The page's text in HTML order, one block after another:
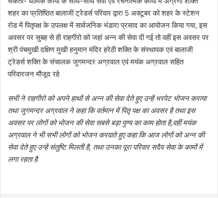
शहर का प्रतिष्ठित बालाजी ट्रेडर्स परिवार द्वारा 5 अक्टूबर को शहर के स्टेशन
रोड में पितृपक्ष के उपलक्ष में सार्वजनिक भंडारा प्रसाद का आयोजन किया गया, इस
अवसर पर सुबह से ही राहगीरो को जहां अन्न की सेवा दी गई तो वहीं इस अवसर पर
श्री पंचमुखी दक्षिण मुखी हनुमान मंदिर हरेठी शक्ति के संस्थापक एवं बालाजी
ट्रेडर्स शक्ति के संचालक जुगमन्दर अग्रवाल एवं मयंक अग्रवाल सहित
परिवारजन मौजूद रहे
सभी ने राहगीरो को अपने हाथों से अन्न की सेवा देते हुए उन्हें भरपेट भोजन कराया
तथा जुगमन्दर अग्रवाल ने कहा कि वर्तमान में पितृ पक्ष का अवसर है तथा इस
अवसर पर लोगों को भोजन की सेवा सबसे बड़ा पुण्य का काम होता है,वहीं मयंक
अग्रवाल ने भी सभी लोगों को भोजन करवाते हुए कहा कि आज लोगों को अन्न की
सेवा देते हुए उन्हें संतुष्टि मिलती है, तथा उनका पूरा परिवार सदैव सेवा के कामों में
लगा रहता है